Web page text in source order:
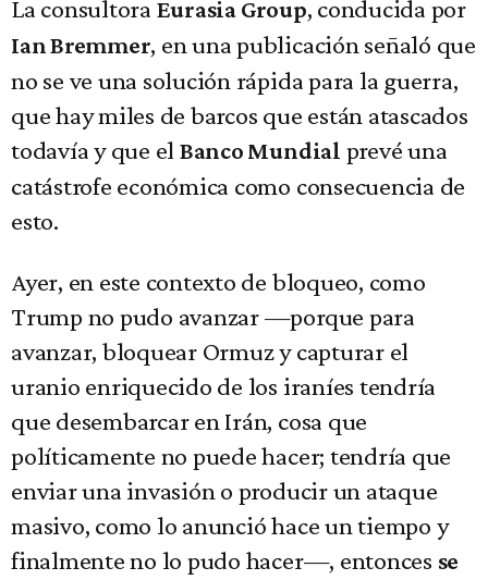
La consultora Eurasia Group, conducida por
Ian Bremmer, en una publicación señaló que
no se ve una solución rápida para la guerra,
que hay miles de barcos que están atascados
todavía y que el Banco Mundial prevé una
catástrofe económica como consecuencia de
esto.
Ayer, en este contexto de bloqueo, como
Trump no pudo avanzar —porque para
avanzar, bloquear Ormuz y capturar el
uranio enriquecido de los iraníes tendría
que desembarcar en Irán, cosa que
políticamente no puede hacer; tendría que
enviar una invasión o producir un ataque
masivo, como lo anunció hace un tiempo y
finalmente no lo pudo hacer—, entonces se